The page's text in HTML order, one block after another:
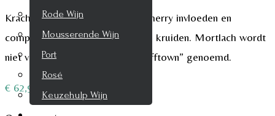
Rode Wijn
Mousserende Wijn
Port
Rosé
Keuzehulp Wijn
Krachtige whisky met typische sherry invloeden en
complex qua smaken van fruit en kruiden. Mortlach wordt
niet voor niets “The beast of Dufftown” genoemd.
€ 62,95